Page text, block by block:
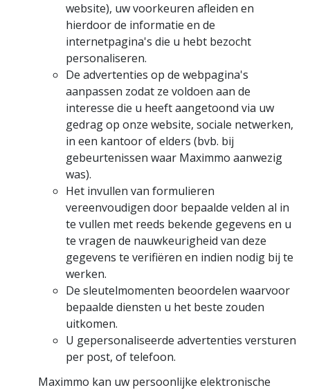
website), uw voorkeuren afleiden en
hierdoor de informatie en de
internetpagina's die u hebt bezocht
personaliseren.
De advertenties op de webpagina's
aanpassen zodat ze voldoen aan de
interesse die u heeft aangetoond via uw
gedrag op onze website, sociale netwerken,
in een kantoor of elders (bvb. bij
gebeurtenissen waar Maximmo aanwezig
was).
Het invullen van formulieren
vereenvoudigen door bepaalde velden al in
te vullen met reeds bekende gegevens en u
te vragen de nauwkeurigheid van deze
gegevens te verifiëren en indien nodig bij te
werken.
De sleutelmomenten beoordelen waarvoor
bepaalde diensten u het beste zouden
uitkomen.
U gepersonaliseerde advertenties versturen
per post, of telefoon.
Maximmo kan uw persoonlijke elektronische